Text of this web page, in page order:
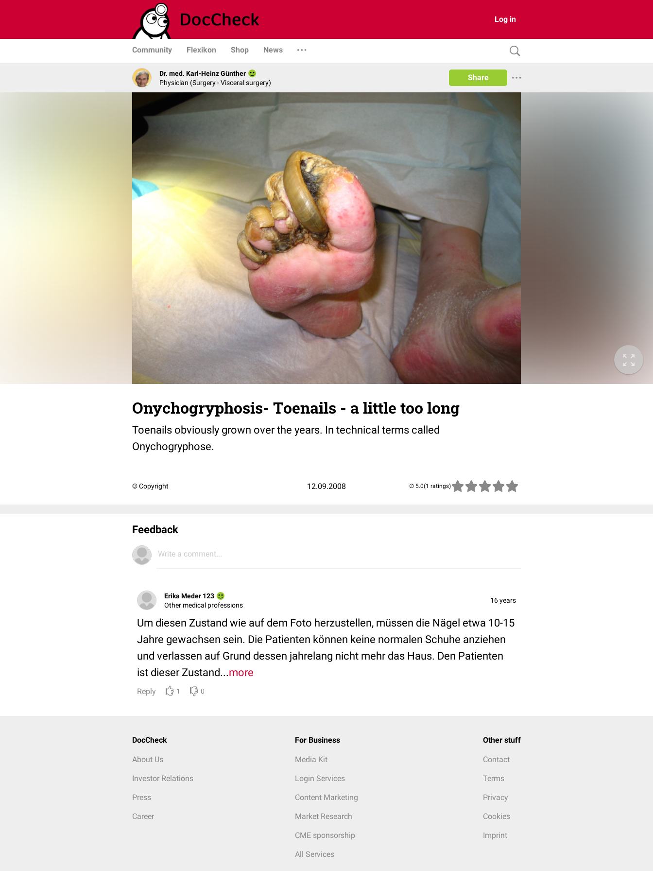
Log in
Community Flexikon Shop News
Dr. med. Karl-Heinz Günther
Physician (Surgery - Visceral surgery)
Share
Onychogryphosis- Toenails - a little too long
Toenails obviously grown over the years. In technical terms called
Onychogryphose.
© Copyright 12.09.2008 (1 ratings)
Feedback
Write a comment...
Erika Meder 123
Other medical professions
16 years
Um diesen Zustand wie auf dem Foto herzustellen, müssen die Nägel etwa 10-15
Jahre gewachsen sein. Die Patienten können keine normalen Schuhe anziehen
und verlassen auf Grund dessen jahrelang nicht mehr das Haus. Den Patienten
ist dieser Zustand...more
Reply 1 0
DocCheck
About Us
Investor Relations
Press
Career
For Business
Media Kit
Login Services
Content Marketing
Market Research
CME sponsorship
All Services
Other stuff
Contact
Terms
Privacy
Cookies
Imprint